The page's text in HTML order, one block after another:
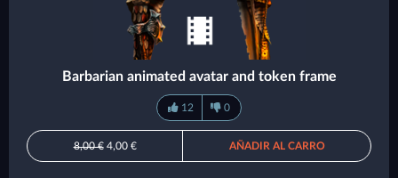
Barbarian animated avatar and token frame
12 0
8,00 €4,00 € AÑADIR AL CARRO